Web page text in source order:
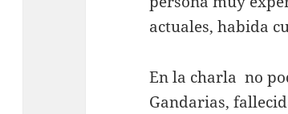
actuales, habida
En la charla no
Gandarias,